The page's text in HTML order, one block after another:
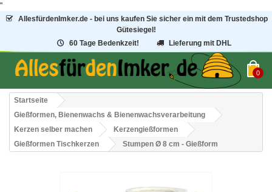
"
AllesfürdenImker.de - bei uns kaufen Sie sicher ein mit dem Trustedshop
Gütesiegel!
60 Tage Bedenkzeit!
Lieferung mit DHL
0
Startseite
Gießformen, Bienenwachs & Bienenwachsverarbeitung
Kerzen selber machen
Kerzengießformen
Gießformen Tischkerzen
Stumpen Ø 8 cm - Gießform